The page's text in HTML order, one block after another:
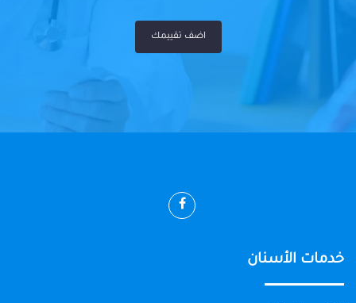
اضف تقييمك
خدمات الأسنان